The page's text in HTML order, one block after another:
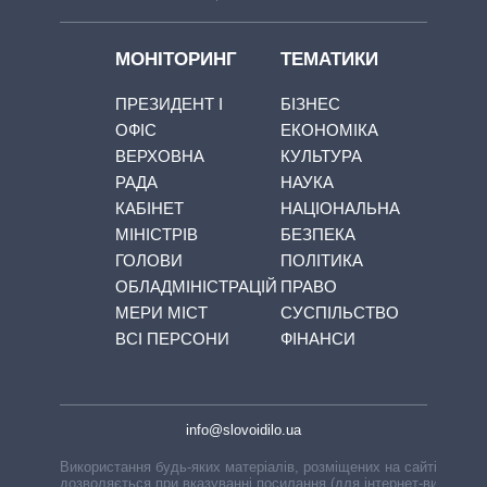
МОНІТОРИНГ
ПРЕЗИДЕНТ І
ОФІС
ВЕРХОВНА
РАДА
КАБІНЕТ
МІНІСТРІВ
ГОЛОВИ
ОБЛАДМІНІСТРАЦІЙ
МЕРИ МІСТ
ВСІ ПЕРСОНИ
ТЕМАТИКИ
БІЗНЕС
ЕКОНОМІКА
КУЛЬТУРА
НАУКА
НАЦІОНАЛЬНА
БЕЗПЕКА
ПОЛІТИКА
ПРАВО
СУСПІЛЬСТВО
ФІНАНСИ
info@slovoidilo.ua
Використання будь-яких матеріалів, розміщених на сайті,
дозволяється при вказуванні посилання (для інтернет-видань